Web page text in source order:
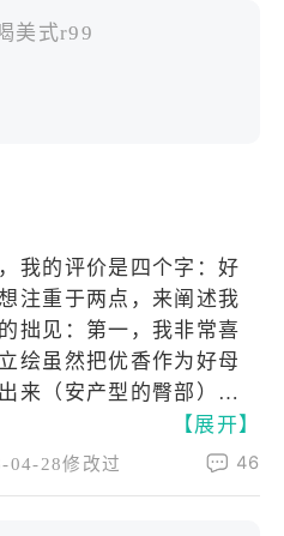
水。 白子吗？我在江
见过她。细雨微醺，空
听着雨滴落在青石板上
，去那找她吧！” 可我
？ 或许我能在后院采
暖暖的捧在手心，说：
” 或许我能在冰箱拂
细细搓揉直到化掉，
子。” 或许我能在池
圆润的鹅卵石，它依旧
眠海底的温度。 或许
合伞，让杏花般的雨线
上，感受吹面不寒的轻
与手套之间露出的白皙
了。第二，我非常喜欢
久很久之前，在认识优
的xp使然。然而优香她
可爱）。（倒吸一口凉
已经到了仅仅是看一眼
度。然而体操服优香并
是给你看一眼，哈哈。
让我很有感觉，不如说
了我的xp量身定做的。
只看性格，优香也是数
公私分明，精明能干;但
情也会变得呆呆的。我
个爱丽丝当女儿，所以
美式r99
我的评价是四个字：好
注重于两点，来阐述我
拙见：第一，我非常喜
绘虽然把优香作为好母
来（​安​产型的臀部）。
尤其是双马尾，看起来
个羁绊剧情里的优香，
【展开】
04-28修改过 46